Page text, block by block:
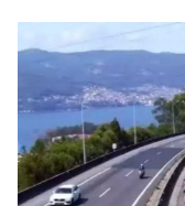
CANEDO